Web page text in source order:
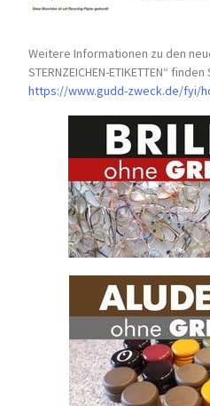
Weitere Informationen zu den
STERNZEICHEN-ETIKETTEN“
https://www.gudd-zweck.de/fyi/